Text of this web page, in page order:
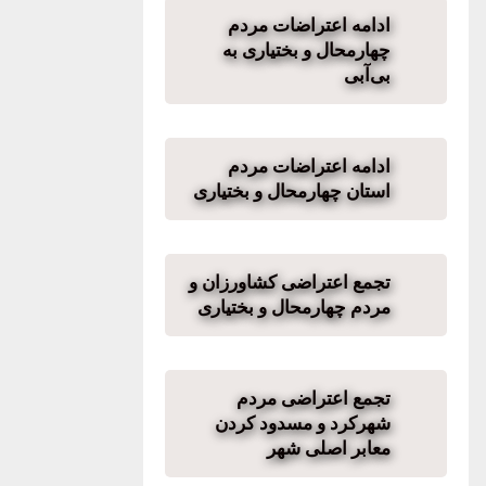
ادامه اعتراضات مردم
چهارمحال و بختیاری به
بی‌آبی
ادامه اعتراضات مردم
استان چهارمحال و بختیاری
تجمع اعتراضی کشاورزان و
مردم چهارمحال و بختیاری
تجمع اعتراضی مردم
شهرکرد و مسدود کردن
معابر اصلی شهر